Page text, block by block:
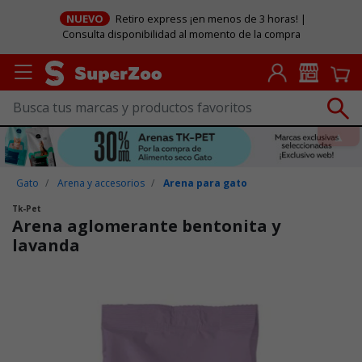
NUEVO
Retiro express ¡en menos de 3 horas! |
Consulta disponibilidad al momento de la compra
Gato Arena y accesorios Arena para gato
Tk-Pet
Arena aglomerante bentonita y
lavanda